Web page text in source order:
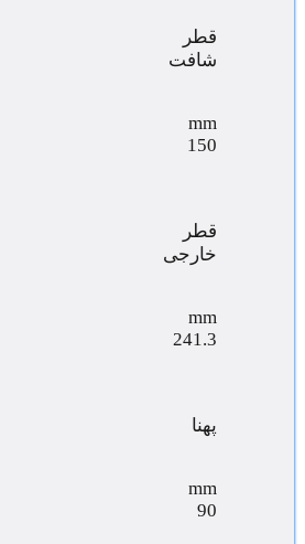
قطر
شافت
mm
150
قطر
خارجی
mm
241.3
پهنا
mm
90